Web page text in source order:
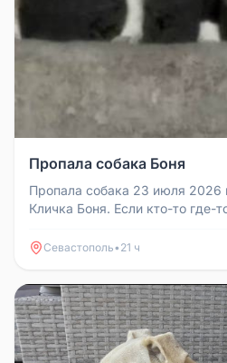
Пропала собака Боня
Пропала собака 23 июля 2026
Кличка Боня. Если кто-то где-
Севастополь• 21 ч